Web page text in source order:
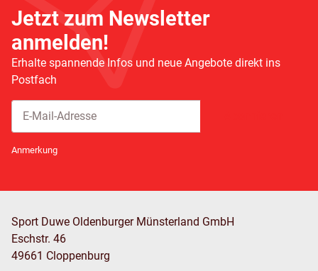
Jetzt zum Newsletter
anmelden!
Erhalte spannende Infos und neue Angebote direkt ins
Postfach
Anmerkung
Sport Duwe Oldenburger Münsterland GmbH
Eschstr. 46
49661 Cloppenburg